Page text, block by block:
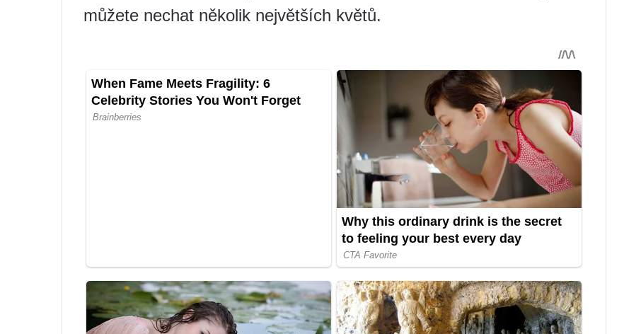
můžete nechat několik největších květů.